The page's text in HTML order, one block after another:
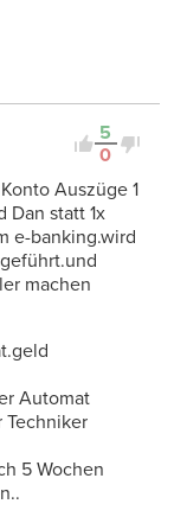
5
0
Auszüge 1
Dan statt 1x
e-banking.wird
machen
Automat
Techniker
5 Wochen